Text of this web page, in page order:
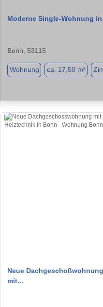
Moderne Single-Wohnung
Bonn, 53115
Wohnung ca. 17,50 m²
Neue
mit…